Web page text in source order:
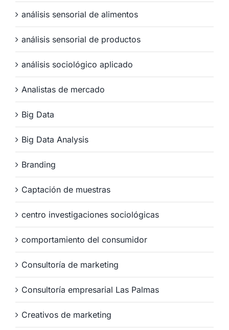
análisis sensorial de alimentos
análisis sensorial de productos
análisis sociológico aplicado
Analistas de mercado
Big Data
Big Data Analysis
Branding
Captación de muestras
centro investigaciones sociológicas
comportamiento del consumidor
Consultoría de marketing
Consultoría empresarial Las Palmas
Creativos de marketing